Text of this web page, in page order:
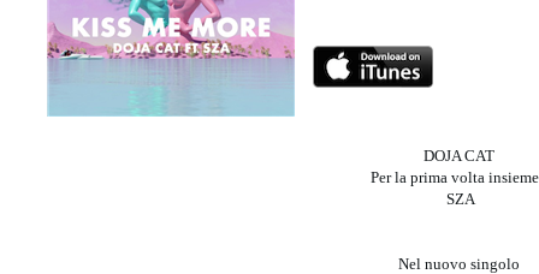
Island Records (UMG)
DOJA CAT
Per la prima volta
SZA
Nel nuovo singolo